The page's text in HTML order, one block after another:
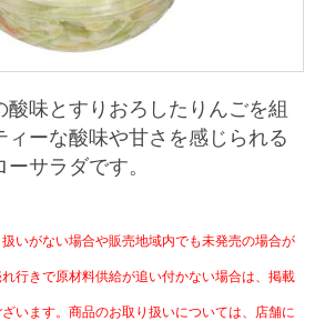
み
ードカード
ことトップ
法
り
グ
ィングスの重点課題
本方針
制
集 物件募集・購入
酸味とすりおろしたりんごを組
ィーな酸味や甘さを感じられる
サラダです。
いがない場合や販売地域内でも未発売の場合が
行きで原材料供給が追い付かない場合は、掲載
います。商品のお取り扱いについては、店舗に